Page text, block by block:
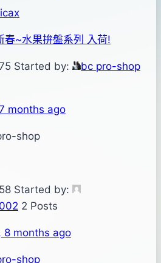
春~水果拚盤系列 入荷!
Started by:
bc pro-shop
months ago
shop
Started by:
2 Posts
8 months ago
shop